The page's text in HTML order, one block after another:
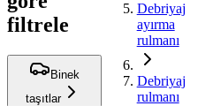
filtrele
Binek
taşıtlar
Debriyaj
ayırma
rulmanı
Debriyaj
rulmanı